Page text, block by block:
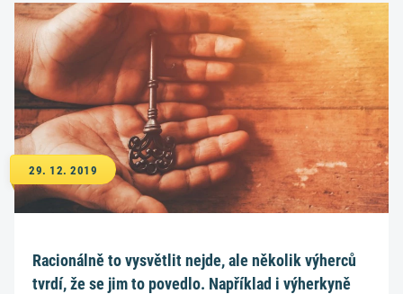
29. 12. 2019
Racionálně to vysvětlit nejde, ale několik výherců
tvrdí, že se jim to povedlo. Například i výherkyně